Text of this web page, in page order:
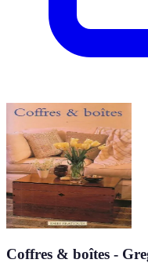
Coffres & boîtes -